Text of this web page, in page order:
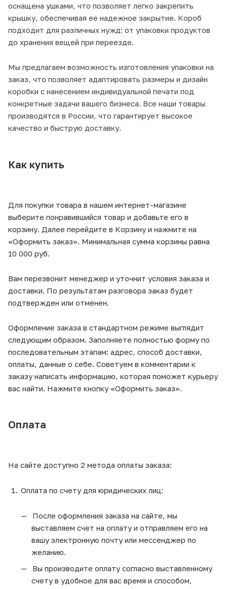
оснащена ушками, что позволяет легко закрепить
крышку, обеспечивая ее надежное закрытие. Короб
подходит для различных нужд: от упаковки продуктов
до хранения вещей при переезде.
Мы предлагаем возможность изготовления упаковки на
заказ, что позволяет адаптировать размеры и дизайн
коробки с нанесением индивидуальной печати под
конкретные задачи вашего бизнеса. Все наши товары
производятся в России, что гарантирует высокое
качество и быструю доставку.
Как купить
Для покупки товара в нашем интернет-магазине
выберите понравившийся товар и добавьте его в
корзину. Далее перейдите в Корзину и нажмите на
«Оформить заказ». Минимальная сумма корзины равна
10 000 руб.
Вам перезвонит менеджер и уточнит условия заказа и
доставки. По результатам разговора заказ будет
подтвержден или отменен.
Оформление заказа в стандартном режиме выглядит
следующим образом. Заполняете полностью форму по
последовательным этапам: адрес, способ доставки,
оплаты, данные о себе. Советуем в комментарии к
заказу написать информацию, которая поможет курьеру
вас найти. Нажмите кнопку «Оформить заказ».
Оплата
На сайте доступно 2 метода оплаты заказа:
Оплата по счету для юридических лиц:
После оформления заказа на сайте, мы
выставляем счет на оплату и отправляем его на
вашу электронную почту или мессенджер по
желанию.
Вы производите оплату согласно выставленному
счету в удобное для вас время и способом,